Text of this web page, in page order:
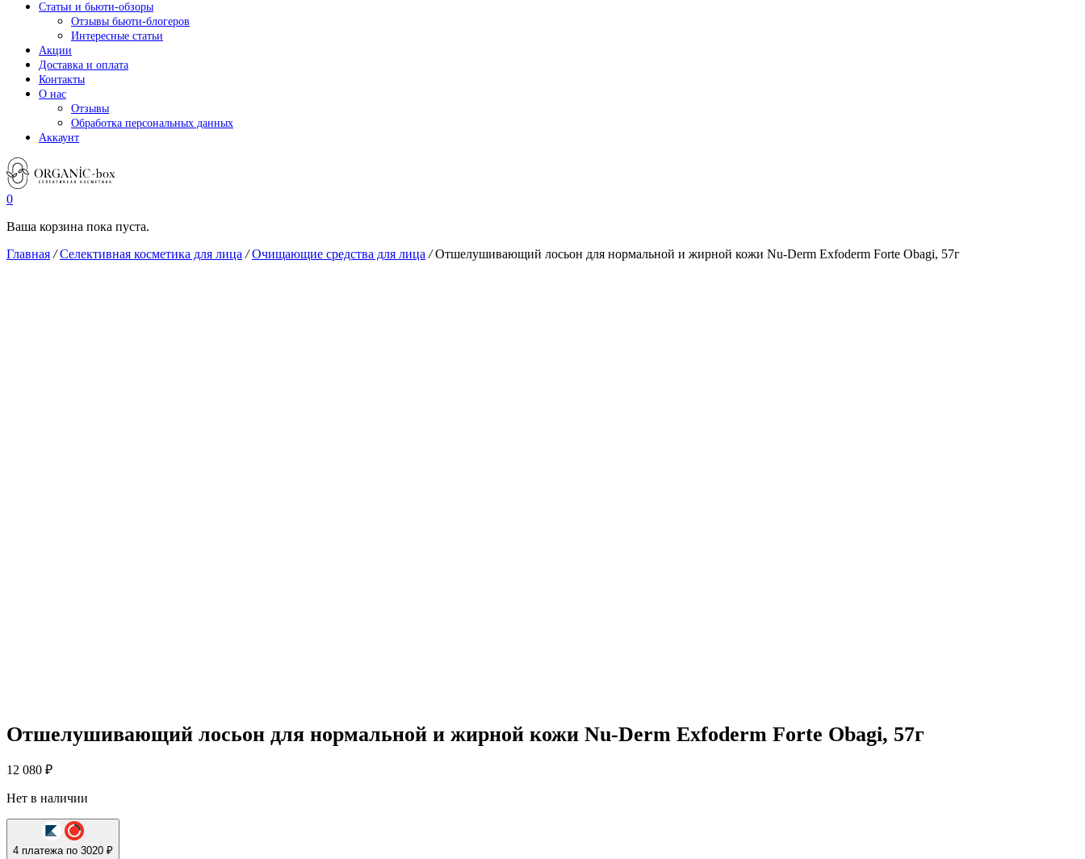
Статьи и бьюти-обзоры
Отзывы бьюти-блогеров
Интересные статьи
Акции
Доставка и оплата
Контакты
О нас
Отзывы
Обработка персональных данных
Аккаунт
0
Ваша корзина пока пуста.
Главная /Селективная косметика для лица /Очищающие средства для лица /Отшелушивающий лосьон для нормальной и жирной кожи Nu-Derm Exfoderm Forte Obagi, 57г
Отшелушивающий лосьон для нормальной и жирной кожи Nu-Derm Exfoderm Forte Obagi, 57г
12 080 ₽
Нет в наличии
4 платежа по 3020 ₽